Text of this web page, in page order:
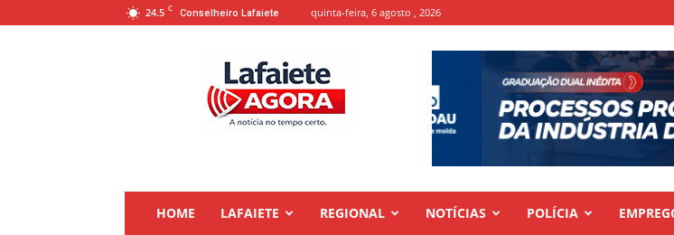
24.5 C Conselheiro Lafaiete quinta-feira, 6 agosto , 2026
HOME LAFAIETE REGIONAL NOTÍCIAS POLÍCIA